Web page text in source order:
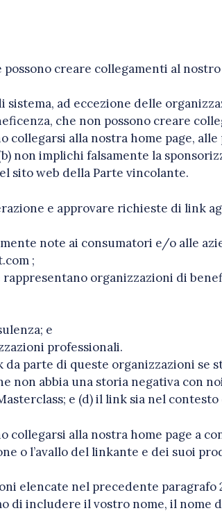
creare collegamenti al
sistema, ad eccezione delle
che non possono creare
collegarsi alla nostra home page,
non implichi falsamente la
sito web della Parte vincolante.
e approvare richieste di link
note ai consumatori e/o alle
;
organizzazioni di
e
professionali.
parte di queste organizzazioni se
non abbia una storia negativa con
e (d) il link sia nel
collegarsi alla nostra home page a
o l’avallo del linkante e dei suoi
elencate nel precedente
di includere il vostro nome, il